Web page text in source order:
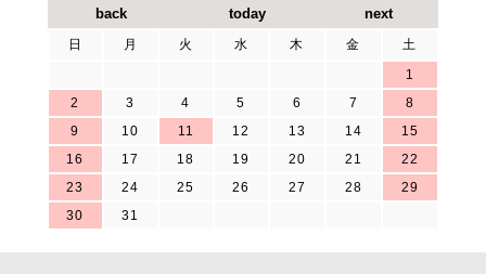
日 月 火 水 木 金
土
1
2
3 4 5 6 7
8
9
10 11 12 13 14
15
16
17 18 19 20 21
22
23
24 25 26 27 28
29
30
31